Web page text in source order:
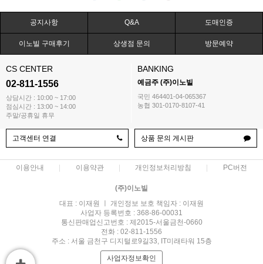
공지사항 Q&A 도매인증
이노빌 구매후기 상생점 문의 방문예약
CS CENTER
02-811-1556
상담시간 : 10:00 ~ 17:00
점심시간 : 13:00 ~ 14:00
주말/공휴일 휴무
BANKING
예금주 (주)이노빌
국민 464401-04-065367
농협 301-0170-8107-41
고객센터 연결 상품 문의 게시판
이용안내 이용약관 개인정보처리방침 PC버전
(주)이노빌
대표 : 이재원 ㅣ 개인정보 보호 책임자 : 이재원
사업자 등록번호 : 368-86-00031
통신판매업신고번호 : 제2015-서울금천-0660
전화 : 02-811-1556
주소 : 서울 금천구 디지털로9길33, IT미래타워 15층
사업자정보확인